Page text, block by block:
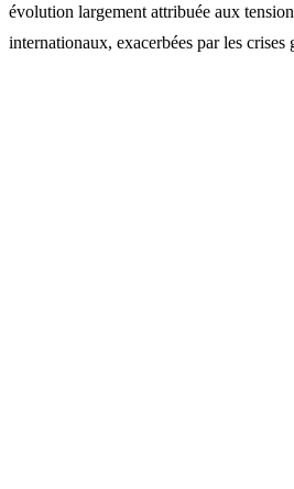
évolution largement attribuée aux
internationaux, exacerbées par les crises